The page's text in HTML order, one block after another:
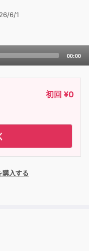
6/1
00:00
初回 ¥0
購入する